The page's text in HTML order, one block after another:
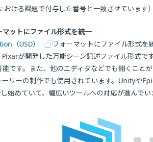
おける課題で付与した番号と一致させています）
ットにファイル形式を統一
（USD）
フォーマットにファイル形式
が開発した万能シーン記述ファイル形式
です。また、他のエディタなどでも開くこと
リーの制作でも使用されています。Unityや
始めていて、幅広いツールへの対応が進んで